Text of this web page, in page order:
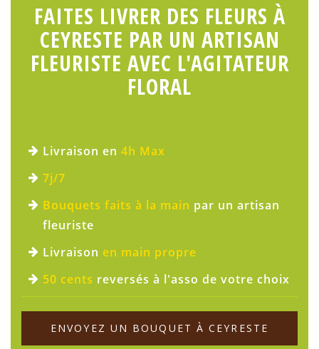
FAITES LIVRER DES FLEURS À
CEYRESTE PAR UN ARTISAN
FLEURISTE AVEC L'AGITATEUR
FLORAL
Livraison en 4h Max
7j/7
Bouquets faits à la main par un artisan
fleuriste
Livraison en main propre
50 cents reversés à l'asso de votre choix
ENVOYEZ UN BOUQUET À CEYRESTE